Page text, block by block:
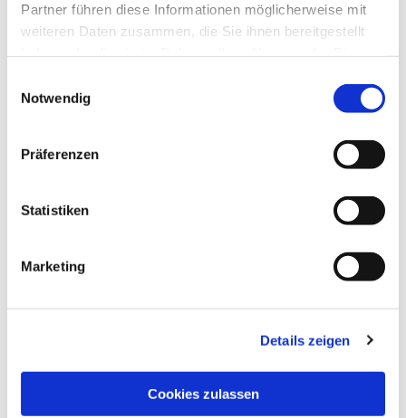
Partner führen diese Informationen möglicherweise mit
weiteren Daten zusammen, die Sie ihnen bereitgestellt
Notwendig
Präferenzen
Statistiken
Marketing
Details zeigen
Cookies zulassen